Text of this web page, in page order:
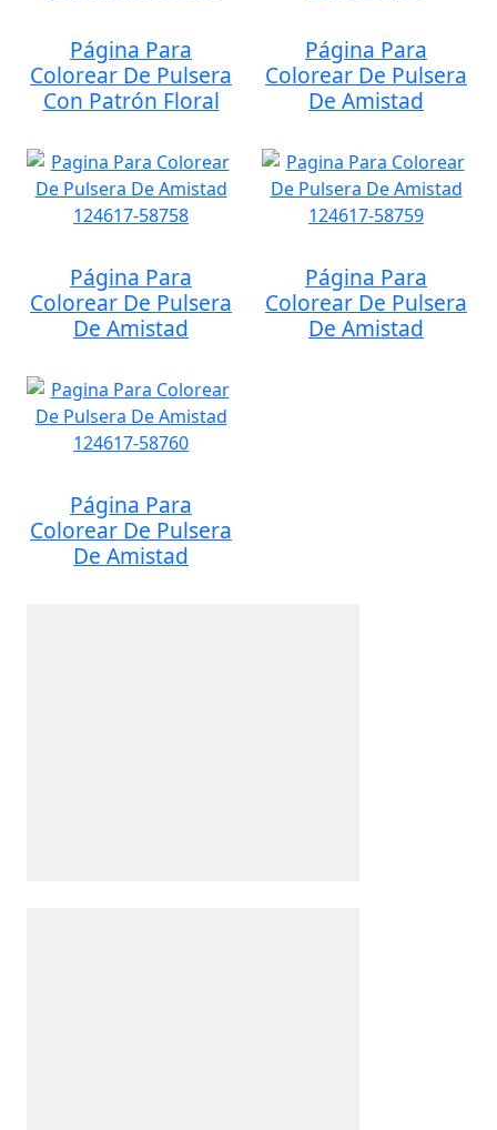
Página Para
Colorear De Pulsera
Con Patrón Floral
Página Para
Colorear De Pulsera
De Amistad
Página Para
Colorear De Pulsera
De Amistad
Página Para
Colorear De Pulsera
De Amistad
Página Para
Colorear De Pulsera
De Amistad